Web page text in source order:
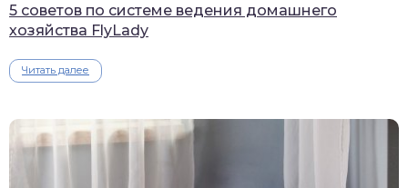
5 советов по системе ведения домашнего
хозяйства FlyLady
Читать далее